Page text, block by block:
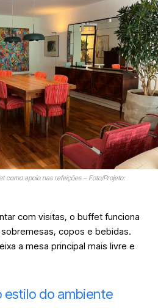
como apoio nas refeições – Foto/Projeto:
com visitas, o buffet funciona
copos e bebidas.
a mesa principal mais livre e
estilo do ambiente